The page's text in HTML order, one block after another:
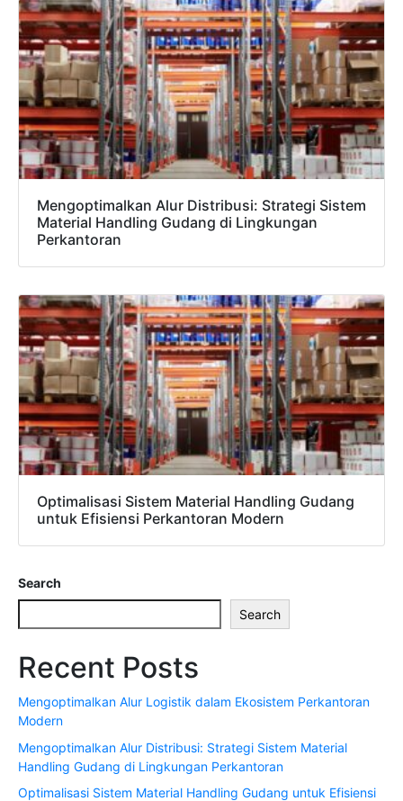
Mengoptimalkan Alur Distribusi: Strategi Sistem
Material Handling Gudang di Lingkungan
Perkantoran
Optimalisasi Sistem Material Handling Gudang
untuk Efisiensi Perkantoran Modern
Search
Search
Recent Posts
Mengoptimalkan Alur Logistik dalam Ekosistem Perkantoran
Modern
Mengoptimalkan Alur Distribusi: Strategi Sistem Material
Handling Gudang di Lingkungan Perkantoran
Optimalisasi Sistem Material Handling Gudang untuk Efisiensi